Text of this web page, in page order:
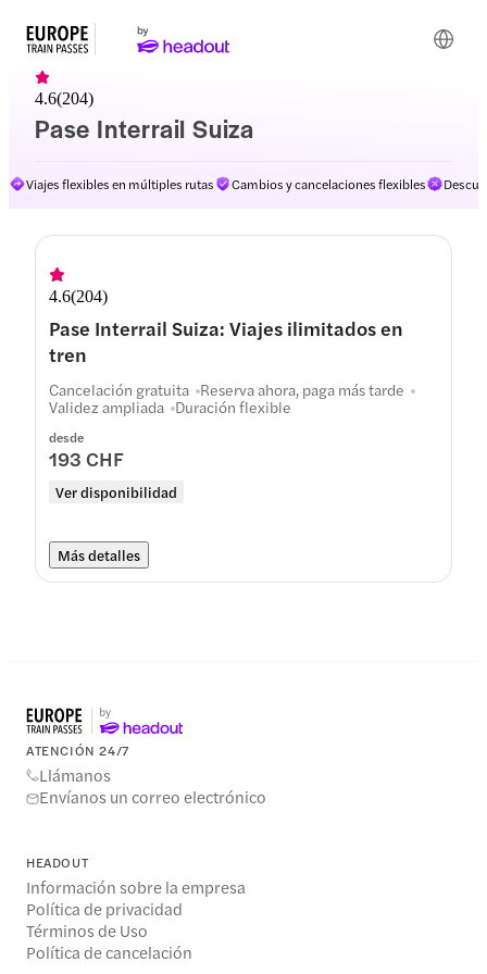
Pase Interrail Suiza
4.6(204)
Viajes flexibles en múltiples rutas Cambios y cancelaciones flexibles
4.6(204)
Pase Interrail Suiza: Viajes ilimitados en
tren
desde
193 CHF
Ver disponibilidad
Cancelación gratuita Reserva ahora, paga más tarde
Validez ampliada Duración flexible
Más detalles
ATENCIÓN 24/7
Llámanos
Envíanos un correo electrónico
HEADOUT
Información sobre la empresa
Política de privacidad
Términos de Uso
Política de cancelación